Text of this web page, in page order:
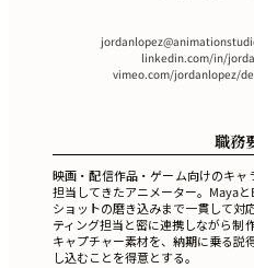
linkedin.com/in/
vimeo.com/jordanlopez/
職務
映画・配信作品・ゲーム向けのキ
担当してきたアニメーター。Mayaと
ショットの磨き込みまで一貫して対
ティング担当と密に連携しながら制
キャプチャー素材を、納期に乗る説
し込むことを得意とする。